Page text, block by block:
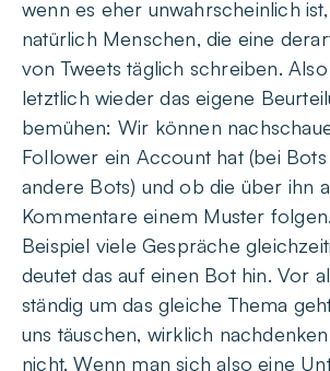
wenn es eher unwahrscheinlich
natürlich Menschen, die eine
von Tweets täglich schreiben.
letztlich wieder das eigene
bemühen: Wir können
Follower ein Account hat (bei
andere Bots) und ob die über ihn
Kommentare einem Muster
Beispiel viele Gespräche
deutet das auf einen Bot hin. Vor
ständig um das gleiche Thema
uns täuschen, wirklich
nicht. Wenn man sich also eine